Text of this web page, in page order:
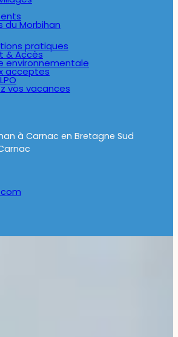
du Morbihan
pratiques
& Accès
environnementale
acceptes
vos vacances
à Carnac en Bretagne Sud